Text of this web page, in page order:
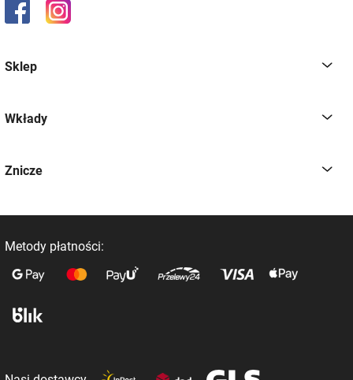
Sklep
Wkłady
Znicze
Metody płatności: